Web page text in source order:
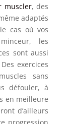
muscler, des
adaptés
cas où vos
les
sont aussi
exercices
sans
défouler, à
en meilleure
d’ailleurs